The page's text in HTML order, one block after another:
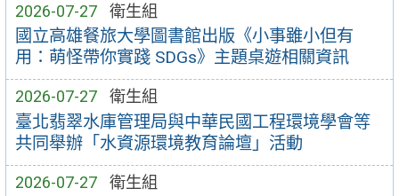
2026-07-27 衛生組
國立高雄餐旅大學圖書館出版《小事雖小但有
用：萌怪帶你實踐 SDGs》主題桌遊相關資訊
2026-07-27 衛生組
臺北翡翠水庫管理局與中華民國工程環境學會等
共同舉辦「水資源環境教育論壇」活動
2026-07-27 衛生組